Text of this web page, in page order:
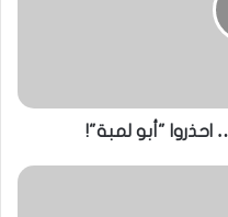
احذروا "أبو لمبة"!